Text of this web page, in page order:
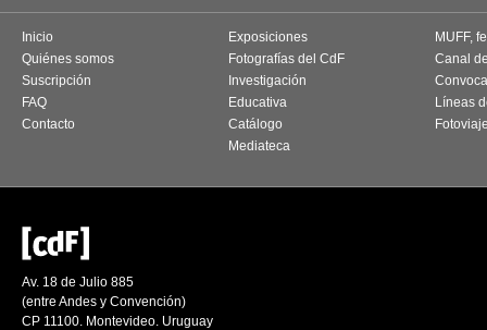
Inicio
Quiénes somos
Suscripción
FAQ
Contacto
Exposiciones
Fotografías del CdF
Investigación
Educativa
Catálogo
Mediateca
MUFF,
Canal
Líneas
Av. 18 de Julio 885
(entre Andes y Convención)
CP 11100. Montevideo. Uruguay